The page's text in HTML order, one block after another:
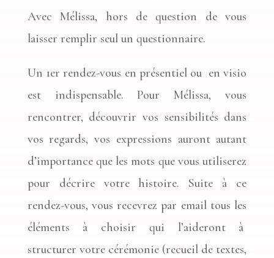
Avec Mélissa, hors de question de vous
laisser remplir seul un questionnaire.
Un 1er rendez-vous en présentiel ou en visio
est indispensable. Pour Mélissa, vous
rencontrer, découvrir vos sensibilités dans
vos regards, vos expressions auront autant
d’importance que les mots que vous utiliserez
pour décrire votre histoire. Suite à ce
rendez-vous, vous recevrez par email tous les
éléments à choisir qui l’aideront à
structurer votre cérémonie (recueil de textes,